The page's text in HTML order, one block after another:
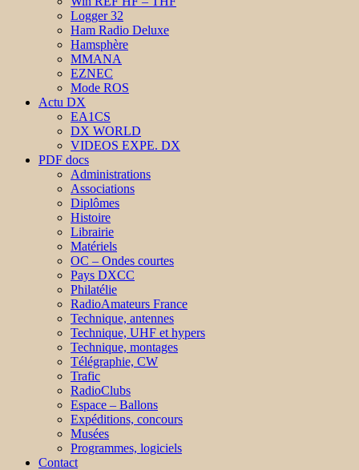
Logger 32
Ham Radio Deluxe
Hamsphère
MMANA
EZNEC
Mode ROS
Actu DX
EA1CS
DX WORLD
VIDEOS EXPE. DX
PDF docs
Administrations
Associations
Diplômes
Histoire
Librairie
Matériels
OC – Ondes courtes
Pays DXCC
Philatélie
RadioAmateurs France
Technique, antennes
Technique, UHF et hypers
Technique, montages
Télégraphie, CW
Trafic
RadioClubs
Espace – Ballons
Expéditions, concours
Musées
Programmes, logiciels
Contact